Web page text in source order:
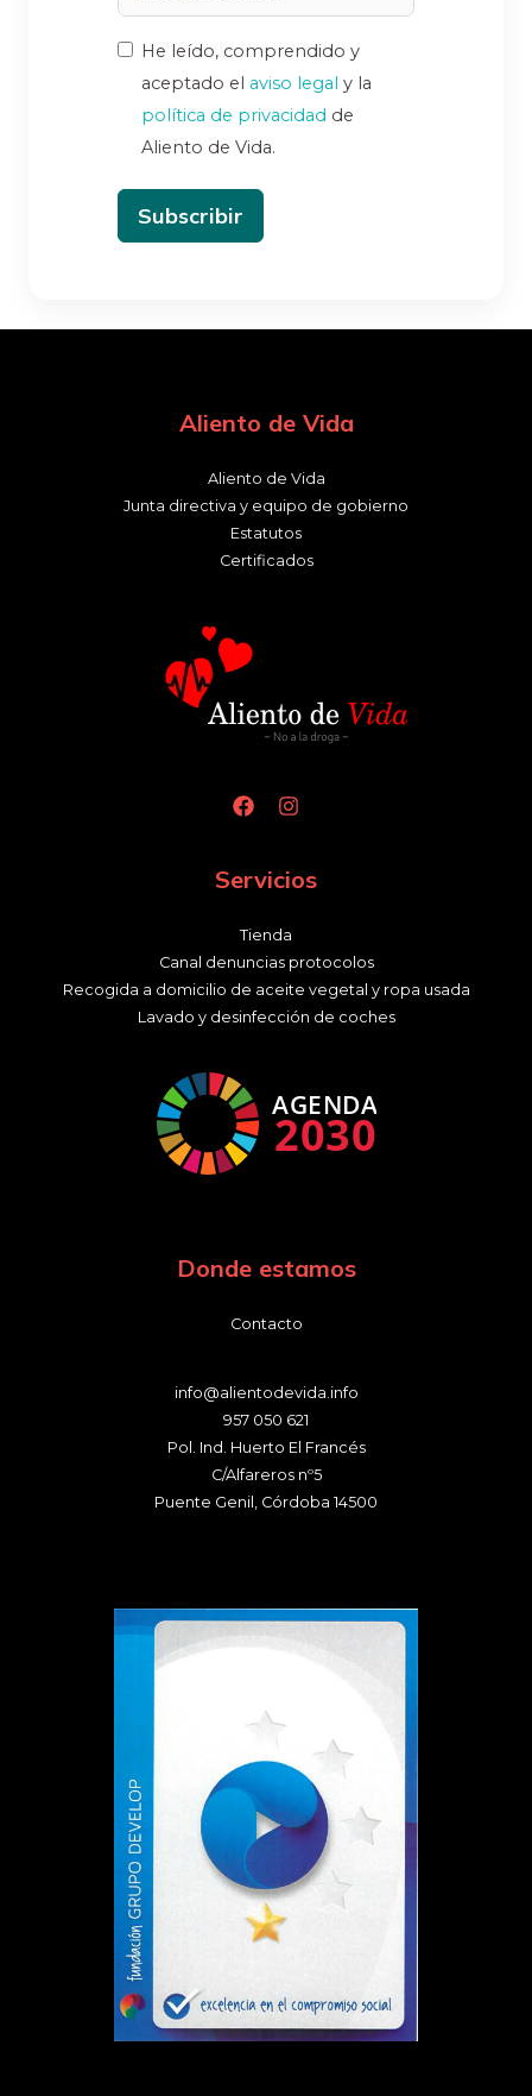
He leído, comprendido y
aceptado el aviso legal y la
política de privacidad de
Aliento de Vida.
Subscribir
Aliento de Vida
Aliento de Vida
Junta directiva y equipo de gobierno
Estatutos
Certificados
Servicios
Tienda
Canal denuncias protocolos
Recogida a domicilio de aceite vegetal y ropa usada
Lavado y desinfección de coches
Donde estamos
Contacto
info@alientodevida.info
957 050 621
Pol. Ind. Huerto El Francés
C/Alfareros nº5
Puente Genil , Córdoba 14500